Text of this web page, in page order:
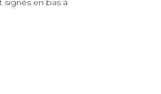
signés en bas à